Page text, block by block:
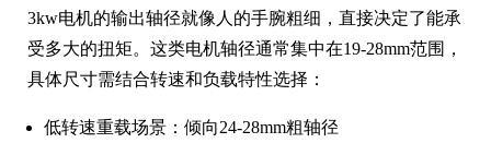
3kw电机的输出轴径就像人的手腕粗细，直接决定了能承
受多大的扭矩。这类电机轴径通常集中在19-28mm范围，
具体尺寸需结合转速和负载特性选择：
低转速重载场景：倾向24-28mm粗轴径